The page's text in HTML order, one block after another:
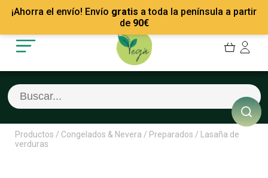
¡Ahorra el envío! Envío gratis a toda la península a partir
de 90€
Mis Pedidos
Mis favoritos
Cerrar sesión
Recetas
Empresas
Contacto
Productos / Congelados & Nevera / Preparados /
Lasaña de
verduras